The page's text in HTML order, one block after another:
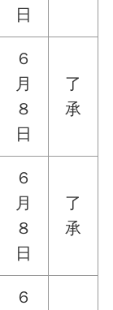
日
６
月
８
日
了
承
６
月
８
日
了
承
６